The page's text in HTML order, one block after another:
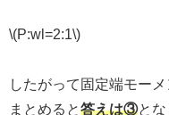
\(P:wl=2:1\)
したがって固定端モー
まとめると答えは③とな